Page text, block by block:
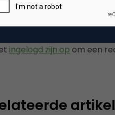
reactie
ingelogd zijn op om een